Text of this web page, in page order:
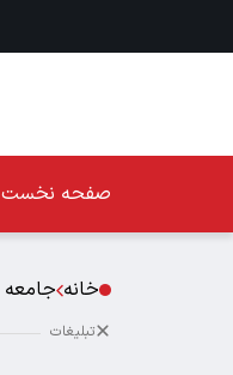
صفحه نخست
خانه جامعه
تبلیغات